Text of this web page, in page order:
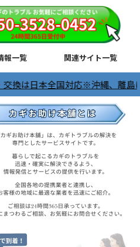
報一覧 関連サイト一覧
対応※沖縄、離島は除く ＼24時